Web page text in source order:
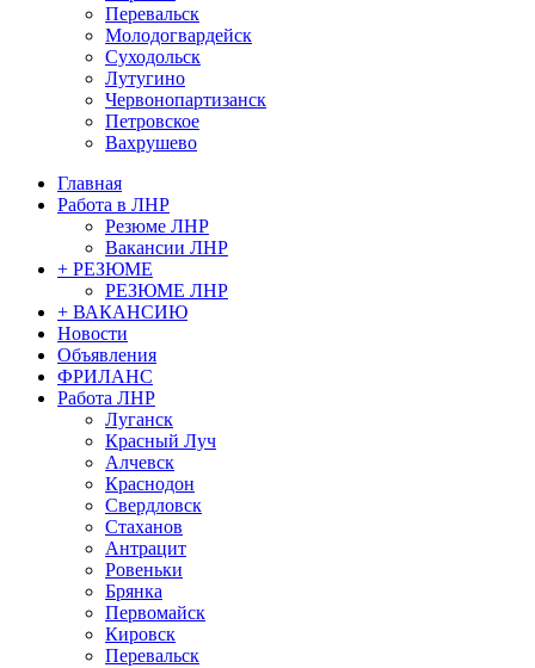
Перевальск
Молодогвардейск
Суходольск
Лутугино
Червонопартизанск
Петровское
Вахрушево
Главная
Работа в ЛНР
Резюме ЛНР
Вакансии ЛНР
+ РЕЗЮМЕ
РЕЗЮМЕ ЛНР
+ ВАКАНСИЮ
Новости
Объявления
ФРИЛАНС
Работа ЛНР
Луганск
Красный Луч
Алчевск
Краснодон
Свердловск
Стаханов
Антрацит
Ровеньки
Брянка
Первомайск
Кировск
Перевальск